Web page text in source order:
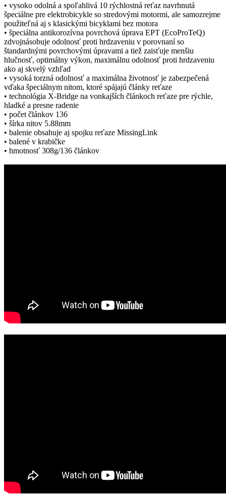
• vysoko odolná a spoľahlivá 10 rýchlostná reťaz navrhnutá
špeciálne pre elektrobicykle so stredovými motormi, ale samozrejme
použiteľná aj s klasickými bicyklami bez motora
• špeciálna antikorozívna povrchová úprava EPT (EcoProTeQ)
zdvojnásobuje odolnosť proti hrdzaveniu v porovnaní so
štandardnými povrchovými úpravami a tiež zaisťuje menšiu
hlučnosť, optimálny výkon, maximálnu odolnosť proti hrdzaveniu
ako aj skvelý vzhľad
• vysoká torzná odolnosť a maximálna životnosť je zabezpečená
vďaka špeciálnym nitom, ktoré spájajú články reťaze
• technológia X-Bridge na vonkajších článkoch reťaze pre rýchle,
hladké a presne radenie
• počet článkov 136
• šírka nitov 5.88mm
• balenie obsahuje aj spojku reťaze MissingLink
• balené v krabičke
• hmotnosť 308g/136 článkov